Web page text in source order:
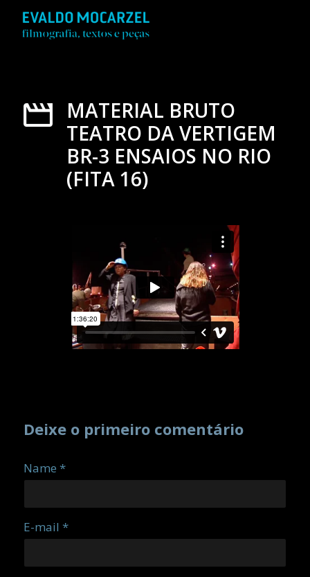
MATERIAL BRUTO
TEATRO DA VERTIGEM
BR-3 ENSAIOS NO RIO
(FITA 16)
Deixe o primeiro comentário
Name *
E-mail *